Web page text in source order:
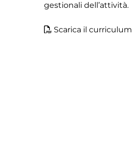
gestionali dell’attività.
Scarica il curriculum